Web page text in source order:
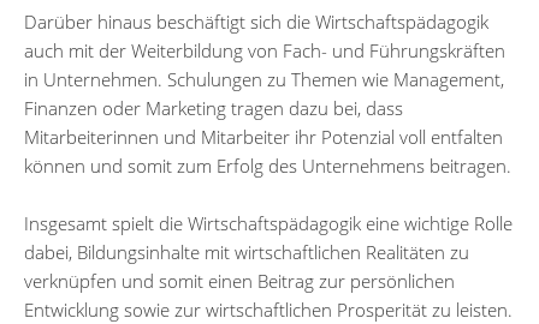
Darüber hinaus beschäftigt sich die Wirtschaftspädagogik
auch mit der Weiterbildung von Fach- und Führungskräften
in Unternehmen. Schulungen zu Themen wie Management,
Finanzen oder Marketing tragen dazu bei, dass
Mitarbeiterinnen und Mitarbeiter ihr Potenzial voll entfalten
können und somit zum Erfolg des Unternehmens beitragen.
Insgesamt spielt die Wirtschaftspädagogik eine wichtige Rolle
dabei, Bildungsinhalte mit wirtschaftlichen Realitäten zu
verknüpfen und somit einen Beitrag zur persönlichen
Entwicklung sowie zur wirtschaftlichen Prosperität zu leisten.